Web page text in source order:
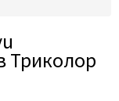
Триколор